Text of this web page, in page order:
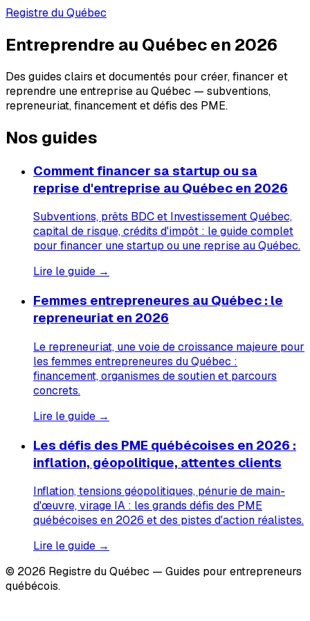
Registre du Québec
Entreprendre au Québec en 2026
Des guides clairs et documentés pour créer, financer et
reprendre une entreprise au Québec — subventions,
repreneuriat, financement et défis des PME.
Nos guides
Comment financer sa startup ou sa
reprise d'entreprise au Québec en 2026
Subventions, prêts BDC et Investissement Québec,
capital de risque, crédits d'impôt : le guide complet
pour financer une startup ou une reprise au Québec.
Lire le guide →
Femmes entrepreneures au Québec : le
repreneuriat en 2026
Le repreneuriat, une voie de croissance majeure pour
les femmes entrepreneures du Québec :
financement, organismes de soutien et parcours
concrets.
Lire le guide →
Les défis des PME québécoises en 2026 :
inflation, géopolitique, attentes clients
Inflation, tensions géopolitiques, pénurie de main-
d'œuvre, virage IA : les grands défis des PME
québécoises en 2026 et des pistes d'action réalistes.
Lire le guide →
© 2026 Registre du Québec — Guides pour entrepreneurs
québécois.